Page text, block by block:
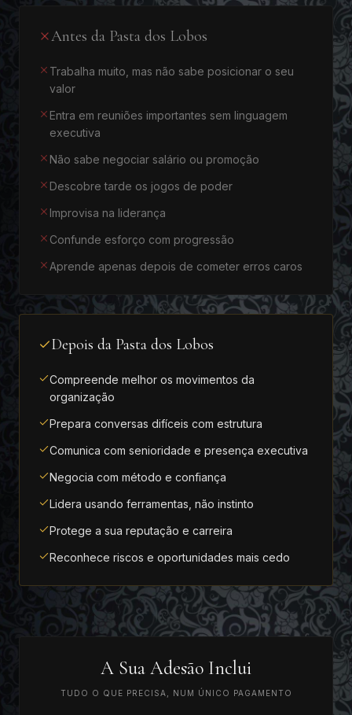
Antes da Pasta dos Lobos
Trabalha muito, mas não sabe posicionar o seu
valor
Entra em reuniões importantes sem linguagem
executiva
Não sabe negociar salário ou promoção
Descobre tarde os jogos de poder
Improvisa na liderança
Confunde esforço com progressão
Aprende apenas depois de cometer erros caros
Depois da Pasta dos Lobos
Compreende melhor os movimentos da
organização
Prepara conversas difíceis com estrutura
Comunica com senioridade e presença executiva
Negocia com método e confiança
Lidera usando ferramentas, não instinto
Protege a sua reputação e carreira
Reconhece riscos e oportunidades mais cedo
A Sua Adesão Inclui
TUDO O QUE PRECISA, NUM ÚNICO PAGAMENTO